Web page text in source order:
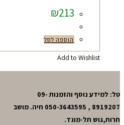
₪213
הוספה לסל
Add to Wishlist
טל: למידע נוסף והזמנות 09-
8919207 , 050-3643595 חיה. מושב
חרות,גוש תל-מונד.